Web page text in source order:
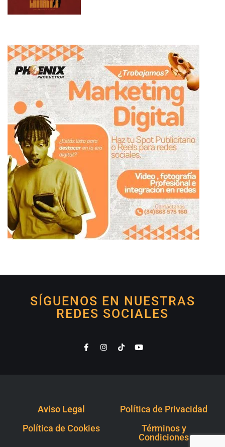
SÍGUENOS EN NUESTRAS
REDES SOCIALES
Aviso Legal
Política de Privacidad
Política de Cookies
Términos y
Condiciones